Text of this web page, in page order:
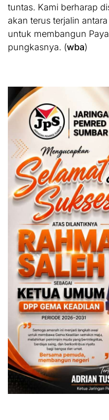
tuntas. Kami berharap
akan terus terjalin
untuk membangun
pungkasnya. (wba)